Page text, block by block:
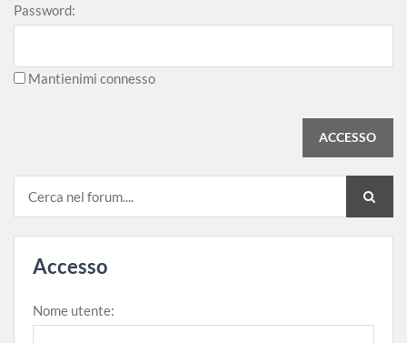
Password:
Mantienimi connesso
ACCESSO
Accesso
Nome utente: